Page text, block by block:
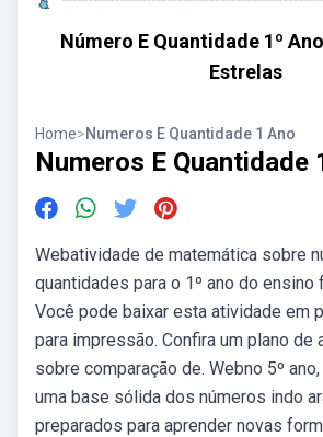
Número E Quantidade 1º
Estrelas
Home>Numeros E Quantidade 1 Ano
Numeros E Quantidade
Webatividade de matemática sobre
quantidades para o 1º ano do ensino
Você pode baixar esta atividade em
para impressão. Confira um plano de
sobre comparação de. Webno 5º
uma base sólida dos números indo
preparados para aprender novas